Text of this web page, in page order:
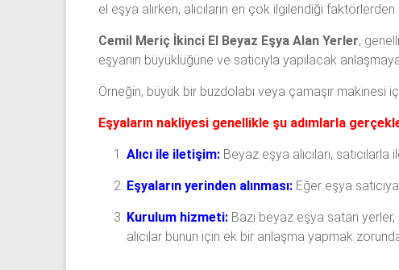
el eşya alırken, alıcıların en çok ilgilendiği faktörlerden
Cemil Meriç İkinci El Beyaz Eşya Alan Yerler,
eşyanın büyüklüğüne ve satıcıyla yapılacak
Örneğin, büyük bir buzdolabı veya çamaşır makinesi
Eşyaların nakliyesi genellikle şu adımlarla
Alıcı ile iletişim: Beyaz eşya alıcıları,
Eşyaların yerinden alınması: Eğer eşya
Kurulum hizmeti: Bazı beyaz eşya satan
alıcılar bunun için ek bir anlaşma yapmak